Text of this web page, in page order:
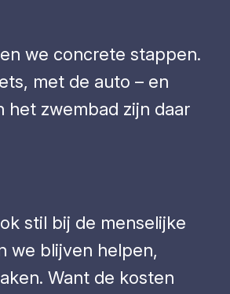
we concrete stappen.
met de auto – en
het zwembad zijn daar
stil bij de menselijke
we blijven helpen,
Want de kosten